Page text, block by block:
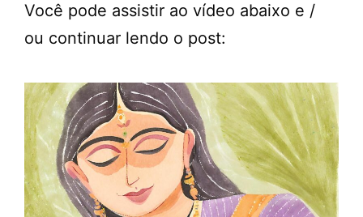
Você pode assistir ao vídeo abaixo e /
ou continuar lendo o post: